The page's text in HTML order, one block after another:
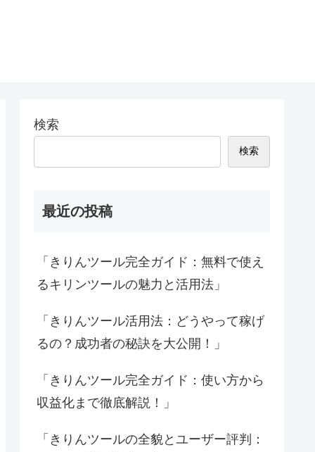
検索
検索
最近の投稿
「きりんツール完全ガイド：無料で使え
るキリンツールの魅力と活用法」
「きりんツール活用法：どうやって稼げ
るの？成功者の秘訣を大公開！」
「きりんツール完全ガイド：使い方から
収益化まで徹底解説！」
「きりんツールの全貌とユーザー評判：